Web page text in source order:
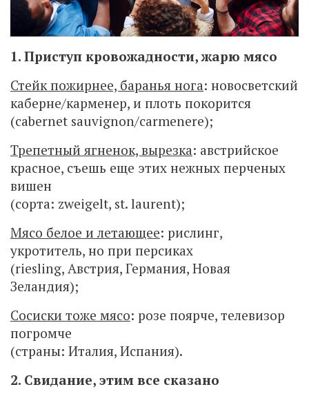
1. Приступ кровожадности, жарю мясо
Стейк пожирнее, баранья нога: новосветский
каберне/карменер, и плоть покорится
(cabernet sauvignon/carmenere);
Трепетный ягненок, вырезка: австрийское
красное, съешь еще этих нежных перченых
вишен
(сорта: zweigelt, st. laurent);
Мясо белое и летающее: рислинг,
укротитель, но при персиках
(riesling, Австрия, Германия, Новая
Зеландия);
Сосиски тоже мясо: розе поярче, телевизор
погромче
(страны: Италия, Испания).
2. Свидание, этим все сказано